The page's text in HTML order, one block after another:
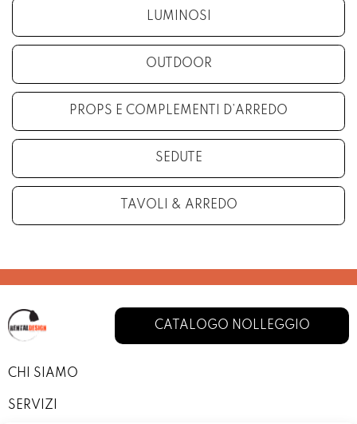
LUMINOSI
OUTDOOR
PROPS E COMPLEMENTI D’ARREDO
SEDUTE
TAVOLI & ARREDO
CATALOGO NOLLEGGIO
CHI SIAMO
SERVIZI